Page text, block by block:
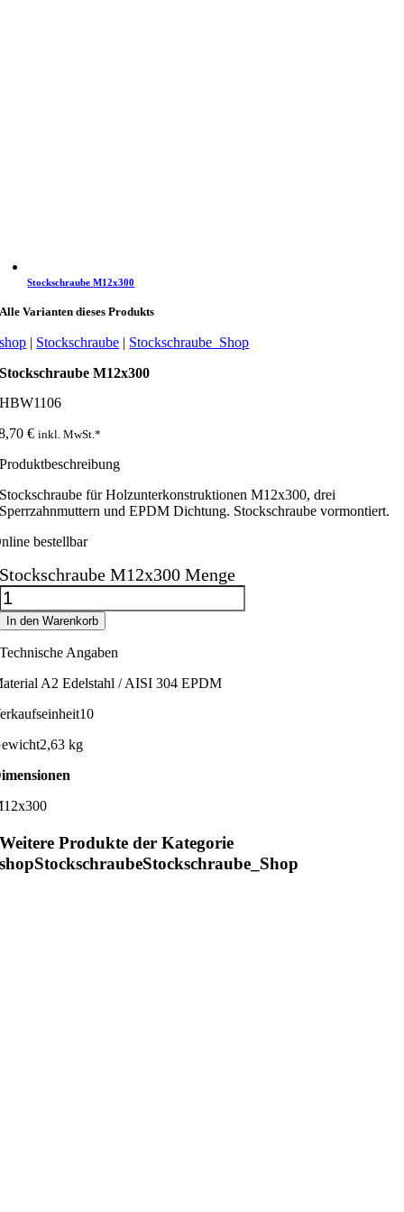
Stockschraube M12x300
Alle Varianten dieses Produkts
shop | Stockschraube | Stockschraube_Shop
Stockschraube M12x300
€ inkl. MwSt.*
Produktbeschreibung
Stockschraube für Holzunterkonstruktionen M12x300, drei
Sperrzahnmuttern und EPDM Dichtung. Stockschraube vormontiert.
bestellbar
Stockschraube M12x300 Menge
In den Warenkorb
Technische Angaben
A2 Edelstahl / AISI 304 EPDM
10
2,63 kg
Weitere Produkte der Kategorie
shopStockschraubeStockschraube_Shop